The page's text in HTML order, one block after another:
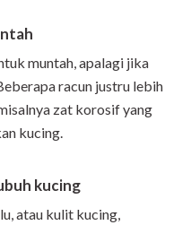
muntah, apalagi jika
racun justru lebih
zat korosif yang
kucing.
kucing
atau kulit kucing,